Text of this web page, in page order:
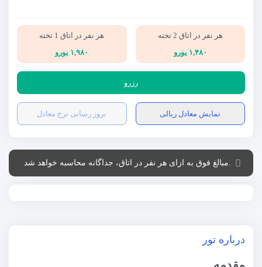
هر نفر در اتاق 2 تخته
۱,۴۸۰ یورو
هر نفر در اتاق 1 تخته
۱,۹۸۰ یورو
رزرو
نمایش معادل ریالی بروز رسانی نرخ معادل
.مبالغ فوق به ازای هر نفر در اتاق، جداگانه محاسبه خواهد شد
درباره تور